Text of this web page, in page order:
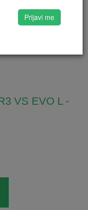
Prijavi me
VS EVO L -